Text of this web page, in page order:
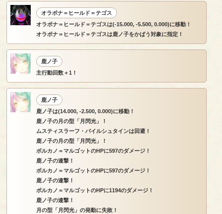
オラボナ＝ヒールド＝テゴス
オラボナ＝ヒールド＝テゴスは(-15.000, -5.500, 0.000)に移動！
オラボナ＝ヒールド＝テゴスは鹿ノ子をかばう対象に指定！
鹿ノ子
主行動回数＋1！
鹿ノ子
鹿ノ子は(14.000, -2.500, 0.000)に移動！
鹿ノ子の月の型「月閃光」！
ムスティスラーフ・バイルシュタインは回避！
鹿ノ子の月の型「月閃光」！
ボルカノ＝マルゴットのHPに597のダメージ！
鹿ノ子の連撃！
ボルカノ＝マルゴットのHPに597のダメージ！
鹿ノ子の連撃！
ボルカノ＝マルゴットのHPに1194のダメージ！
鹿ノ子の連撃！
月の型「月閃光」の発動に失敗！